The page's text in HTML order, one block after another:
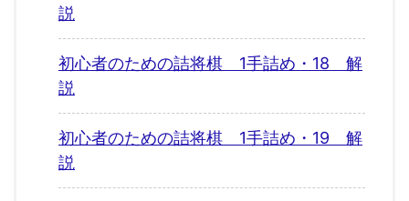
説
初心者のための詰将棋 1手詰め・18 解
説
初心者のための詰将棋 1手詰め・19 解
説